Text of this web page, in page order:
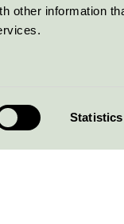
other information
Statistics